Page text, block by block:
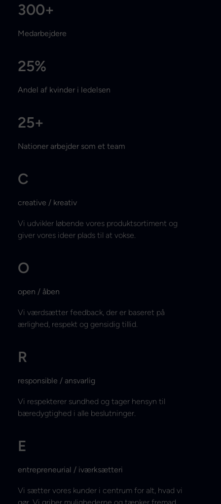
300+
Medarbejdere
25%
Andel af kvinder i ledelsen
25+
Nationer arbejder som et team
C
creative / kreativ
Vi udvikler løbende vores produktsortiment og
giver vores ideer plads til at vokse.
O
open / åben
Vi værdsætter feedback, der er baseret på
ærlighed, respekt og gensidig tillid.
R
responsible / ansvarlig
Vi respekterer sundhed og tager hensyn til
bæredygtighed i alle beslutninger.
E
entrepreneurial / iværksætteri
Vi sætter vores kunder i centrum for alt, hvad vi